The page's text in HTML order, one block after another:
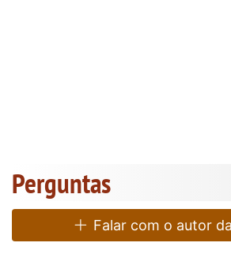
Perguntas
Falar com o autor